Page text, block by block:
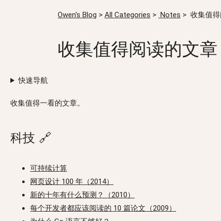
Owen's Blog > All Categories > Notes > 收集值
收集值得阅读的文章
快速导航
收集值得一看的文章。
科技 🔗
可持续计算
网页设计 100 年（2014）
新的十年有什么预测？（2010）
每个开发者都应该阅读的 10 篇论文（2009）